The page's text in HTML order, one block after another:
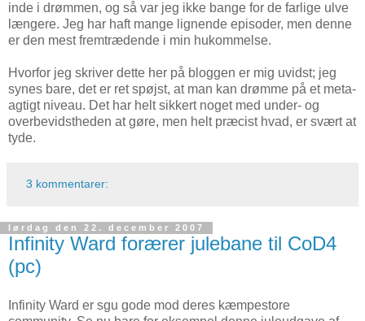
inde i drømmen, og så var jeg ikke bange for de farlige ulve
længere. Jeg har haft mange lignende episoder, men denne
er den mest fremtrædende i min hukommelse.
Hvorfor jeg skriver dette her på bloggen er mig uvidst; jeg
synes bare, det er ret spøjst, at man kan drømme på et meta-
agtigt niveau. Det har helt sikkert noget med under- og
overbevidstheden at gøre, men helt præcist hvad, er svært at
tyde.
3 kommentarer:
lørdag den 22. december 2007
Infinity Ward forærer julebane til CoD4
(pc)
Infinity Ward er sgu gode mod deres kæmpestore